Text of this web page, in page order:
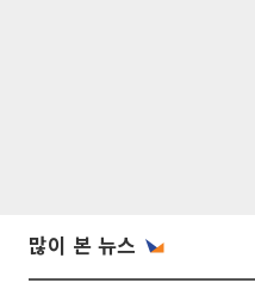
많이 본 뉴스